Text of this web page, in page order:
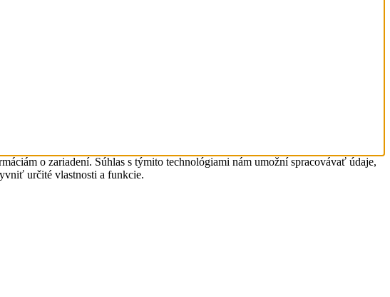
o zariadení. Súhlas s týmito technológiami nám umožní spracovávať údaje,
určité vlastnosti a funkcie.